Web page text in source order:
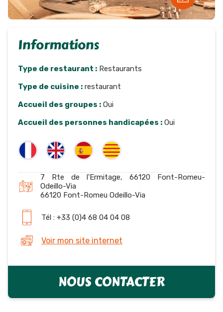
Informations
Type de restaurant : Restaurants
Type de cuisine : restaurant
Accueil des groupes : Oui
Accueil des personnes handicapées : Oui
7 Rte de l'Ermitage, 66120 Font-Romeu-
Odeillo-Via
66120 Font-Romeu Odeillo-Via
Tél : +33 (0)4 68 04 04 08
Voir mon site internet
NOUS CONTACTER